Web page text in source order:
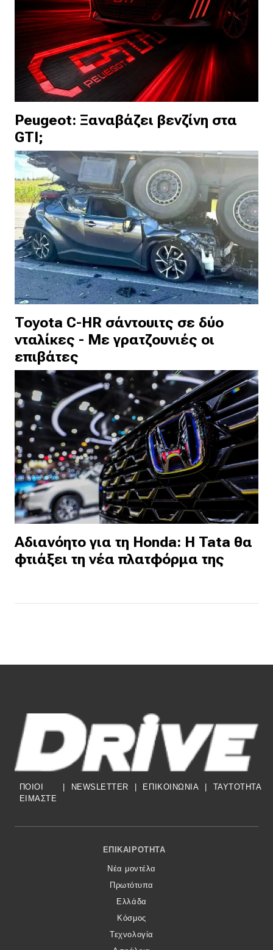
Peugeot: Ξαναβάζει βενζίνη στα
GTI;
Toyota C-HR σάντουιτς σε δύο
νταλίκες - Με γρατζουνιές οι
επιβάτες
Αδιανόητο για τη Honda: Η Tata θα
φτιάξει τη νέα πλατφόρμα της
ΠΟΙΟΙ
ΕΙΜΑΣΤΕ
NEWSLETTER ΕΠΙΚΟΙΝΩΝΙΑ TAYTOTHTA
Footer Menu
ΕΠΙΚΑΙΡΌΤΗΤΑ
Νέα μοντέλα
Πρωτότυπα
Ελλάδα
Κόσμος
Τεχνολογία